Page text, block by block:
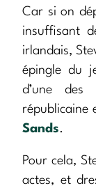
Car si on
insuffisant
irlandais,
épingle du
d’une
républicaine
Sands.
Pour cela,
actes, et